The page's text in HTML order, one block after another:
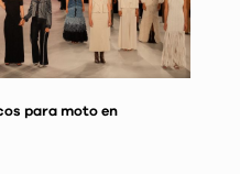
para moto en